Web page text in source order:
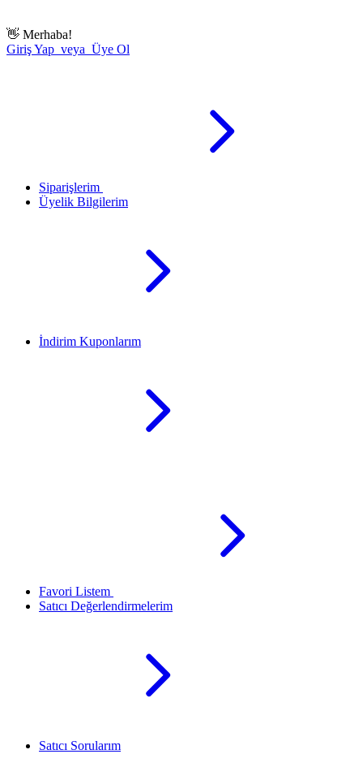
👋 Merhaba!
Giriş Yap veya Üye Ol
Siparişlerim
Üyelik Bilgilerim
İndirim Kuponlarım
Favori Listem
Satıcı Değerlendirmelerim
Satıcı Sorularım